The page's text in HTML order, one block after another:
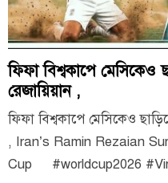
ফিফা বিশ্বকাপে মেসিকেও
রেজায়িয়ান ,
ফিফা বিশ্বকাপে মেসিকেও
, Iran’s Ramin Rezaian
Cup #worldcup2026